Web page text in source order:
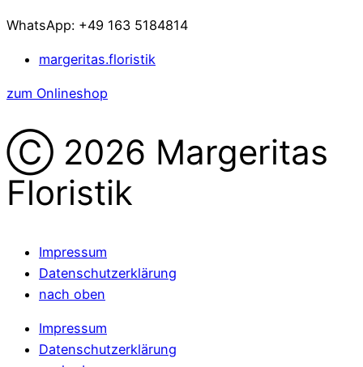
WhatsApp: +49 163 5184814
margeritas.floristik
zum Onlineshop
Ⓒ 2026 Margeritas
Floristik
Impressum
Datenschutzerklärung
nach oben
Impressum
Datenschutzerklärung